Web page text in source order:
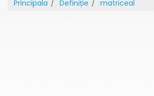
Principala Definiție matriceal